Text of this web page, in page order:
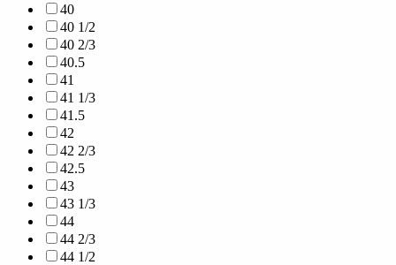
40
40 1/2
40 2/3
40.5
41
41 1/3
41.5
42
42 2/3
42.5
43
43 1/3
44
44 2/3
44 1/2